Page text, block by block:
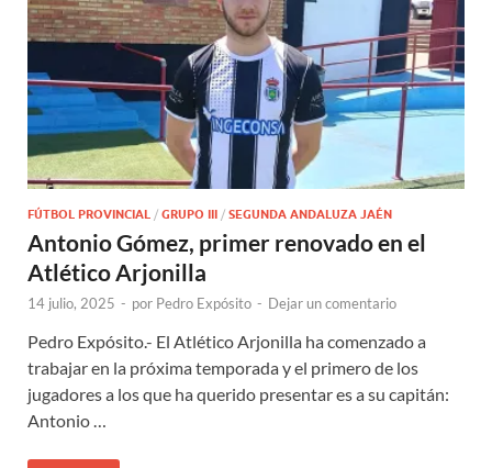
FÚTBOL PROVINCIAL / GRUPO III / SEGUNDA ANDALUZA JAÉN
Antonio Gómez, primer renovado en el
Atlético Arjonilla
14 julio, 2025 - por Pedro Expósito - Dejar un comentario
Pedro Expósito.- El Atlético Arjonilla ha comenzado a
trabajar en la próxima temporada y el primero de los
jugadores a los que ha querido presentar es a su capitán:
Antonio …